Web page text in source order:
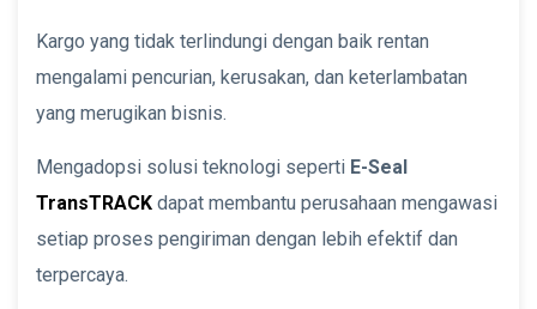
Kargo yang tidak terlindungi dengan baik rentan
mengalami pencurian, kerusakan, dan keterlambatan
yang merugikan bisnis.
Mengadopsi solusi teknologi seperti E-Seal
TransTRACK dapat membantu perusahaan mengawasi
setiap proses pengiriman dengan lebih efektif dan
terpercaya.